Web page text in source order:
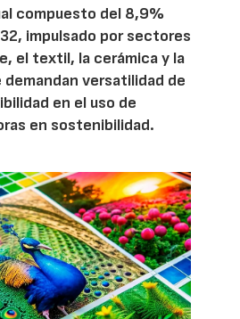
compuesto del 8,9%
impulsado por sectores
el textil, la cerámica y la
versatilidad de
en el uso de
en sostenibilidad.